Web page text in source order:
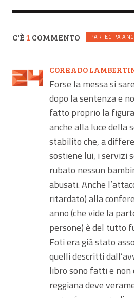
C'È1 COMMENTO PARTECIPA
CORRADO
Forse la messa si
dopo la sentenza e
fatto proprio la
anche alla luce della
stabilito che, a
sostiene lui, i servizi
rubato nessun
abusati. Anche
ritardato) alla
anno (che vide la
persone) è del tutto
Foti era già stato
quelli descritti
libro sono fatti e non
reggiana deve